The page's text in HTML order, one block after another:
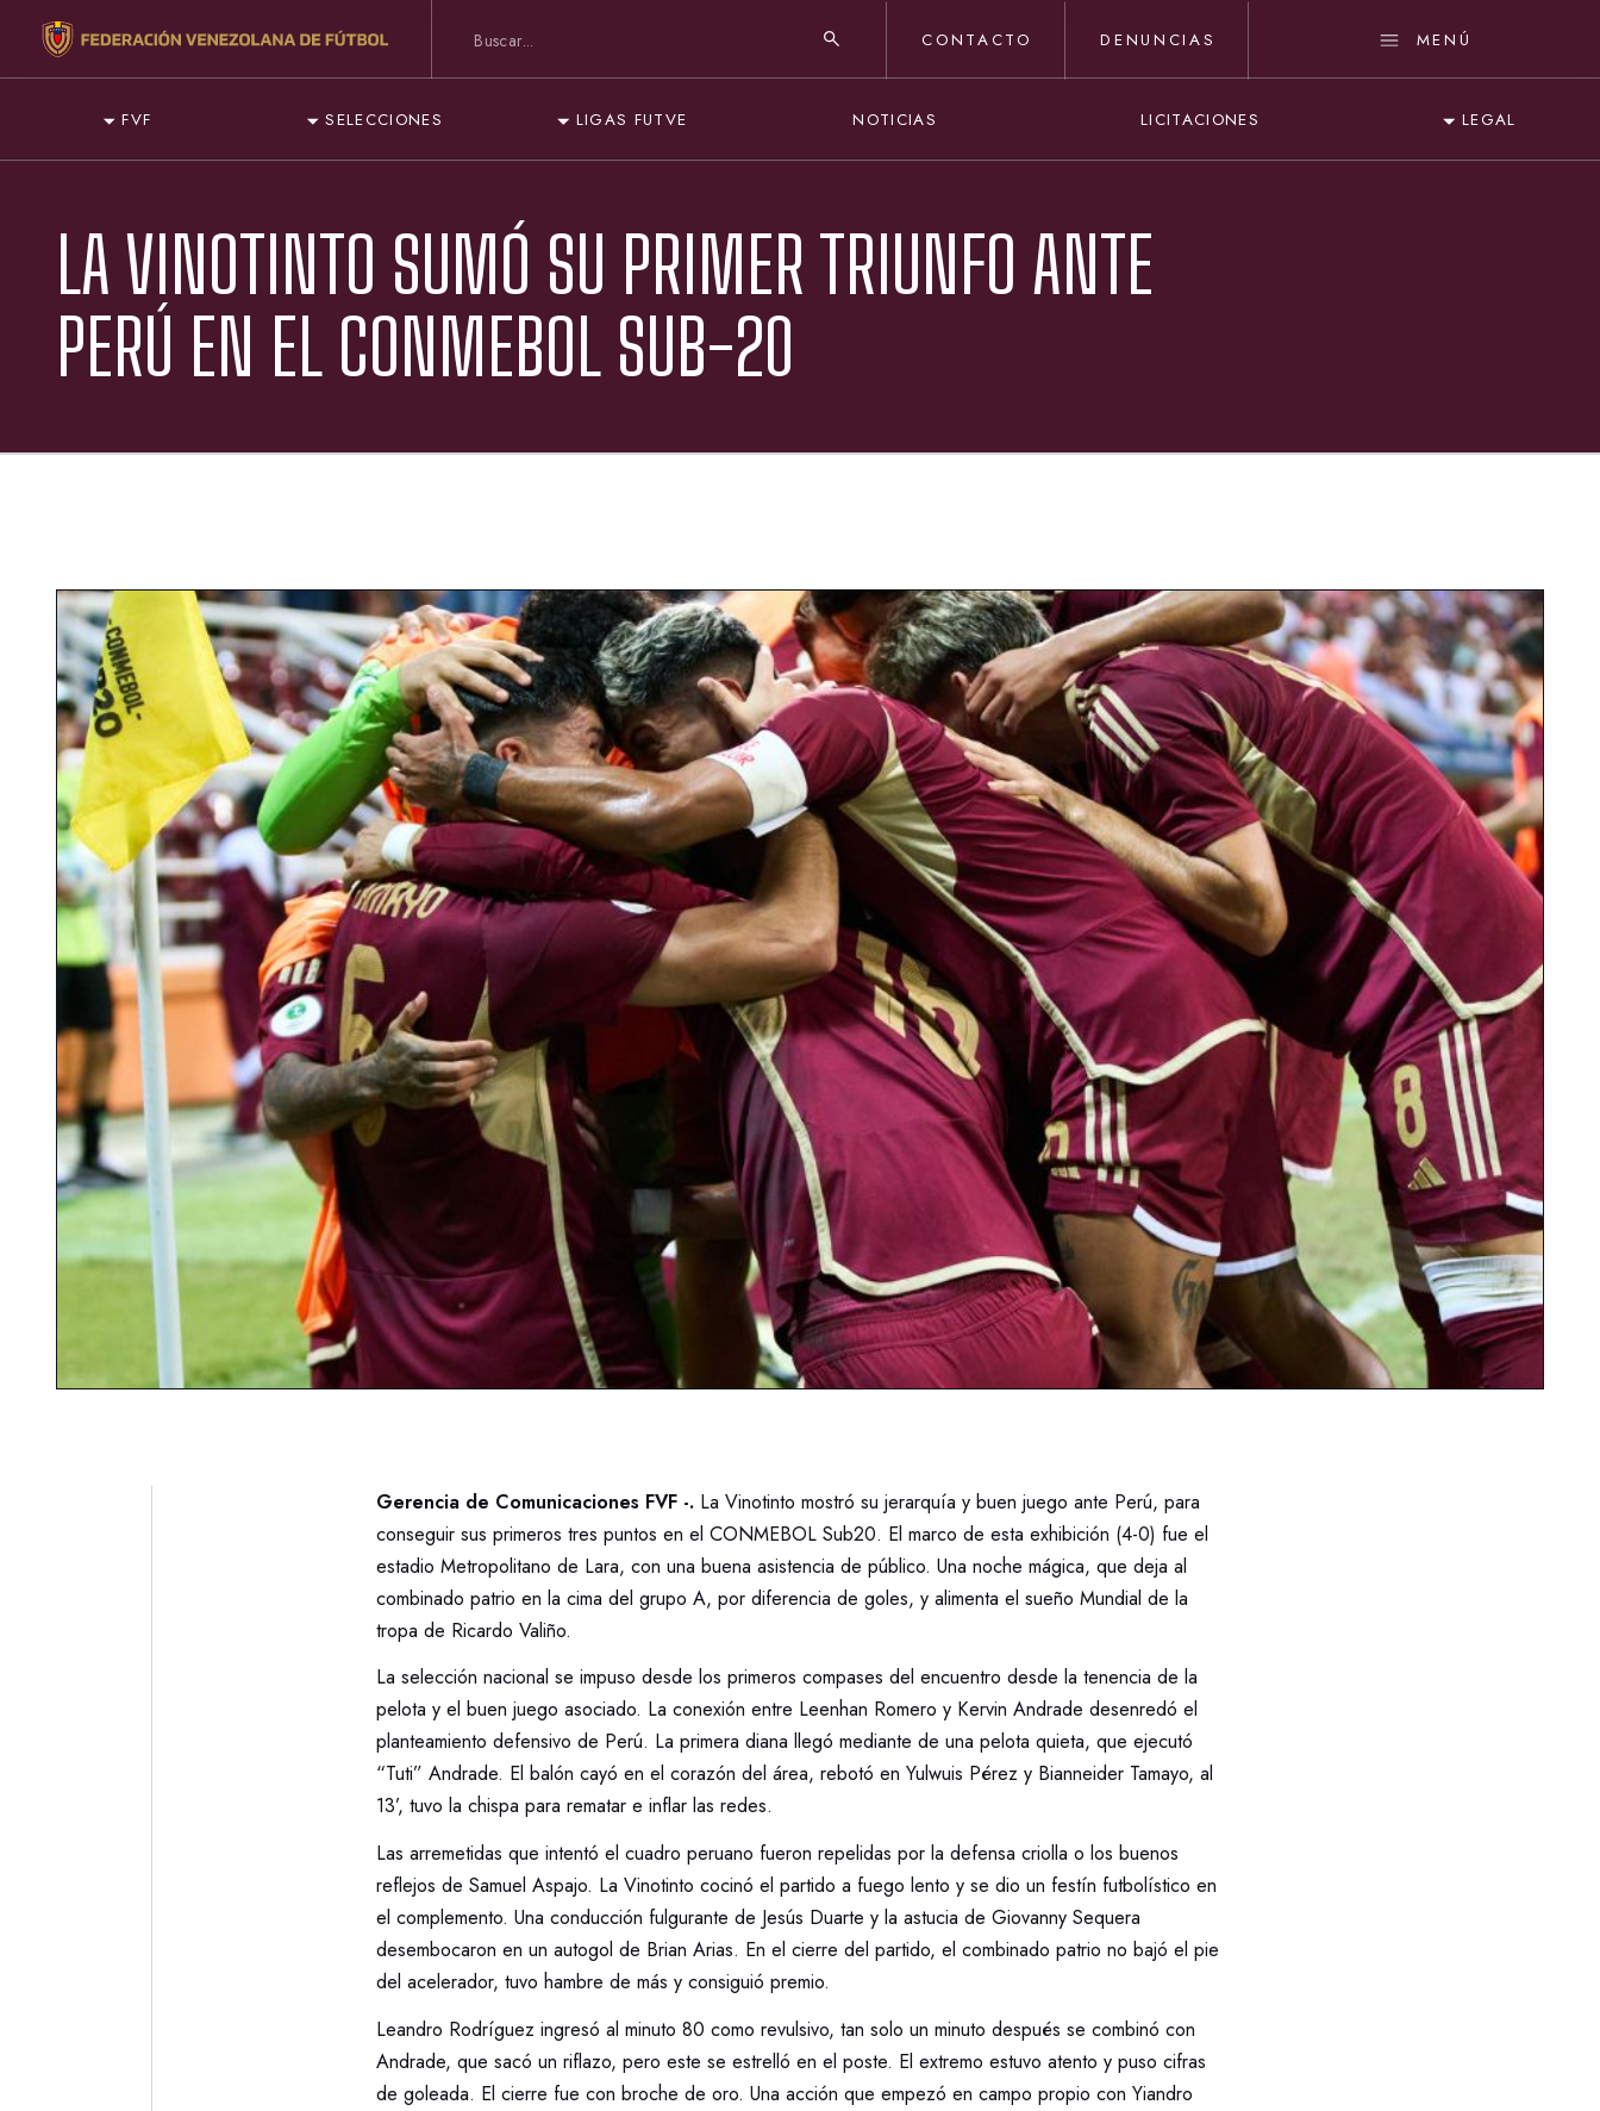
CONTACTO DENUNCIAS MENÚ
FVF SELECCIONES LIGAS FUTVE NOTICIAS LICITACIONES LEGAL
LA VINOTINTO SUMÓ SU PRIMER TRIUNFO ANTE
PERÚ EN EL CONMEBOL SUB-20
Gerencia de Comunicaciones FVF -. La Vinotinto mostró su jerarquía y buen juego ante Perú, para
conseguir sus primeros tres puntos en el CONMEBOL Sub20. El marco de esta exhibición (4-0) fue el
estadio Metropolitano de Lara, con una buena asistencia de público. Una noche mágica, que deja al
combinado patrio en la cima del grupo A, por diferencia de goles, y alimenta el sueño Mundial de la
tropa de Ricardo Valiño.
La selección nacional se impuso desde los primeros compases del encuentro desde la tenencia de la
pelota y el buen juego asociado. La conexión entre Leenhan Romero y Kervin Andrade desenredó el
planteamiento defensivo de Perú. La primera diana llegó mediante de una pelota quieta, que ejecutó
“Tuti” Andrade. El balón cayó en el corazón del área, rebotó en Yulwuis Pérez y Bianneider Tamayo, al
13’, tuvo la chispa para rematar e inflar las redes.
Las arremetidas que intentó el cuadro peruano fueron repelidas por la defensa criolla o los buenos
reflejos de Samuel Aspajo. La Vinotinto cocinó el partido a fuego lento y se dio un festín futbolístico en
el complemento. Una conducción fulgurante de Jesús Duarte y la astucia de Giovanny Sequera
desembocaron en un autogol de Brian Arias. En el cierre del partido, el combinado patrio no bajó el pie
del acelerador, tuvo hambre de más y consiguió premio.
Leandro Rodríguez ingresó al minuto 80 como revulsivo, tan solo un minuto después se combinó con
Andrade, que sacó un riflazo, pero este se estrelló en el poste. El extremo estuvo atento y puso cifras
de goleada. El cierre fue con broche de oro. Una acción que empezó en campo propio con Yiandro